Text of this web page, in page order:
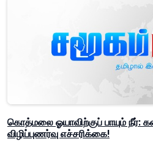
கொத்மலை ஓயாவிற்குப் பாயும் நீர்:
விழிப்புணர்வு எச்சரிக்கை!